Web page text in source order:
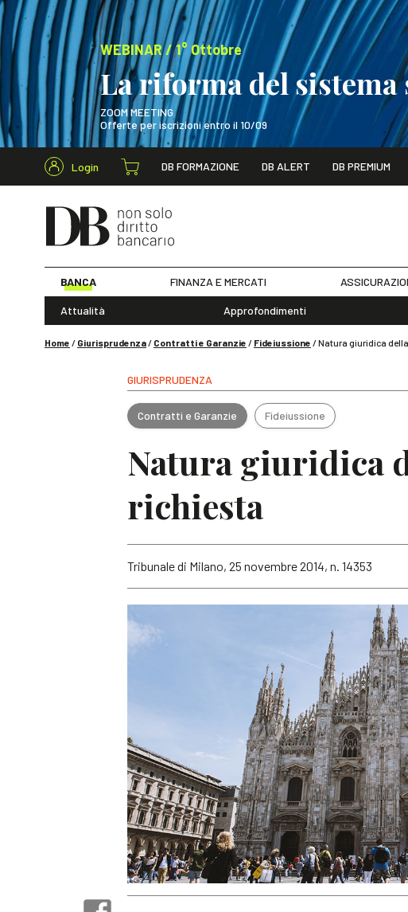
WEBINAR / 1° Ottobre
La riforma del
ZOOM MEETING
Offerte per iscrizioni entro il 10/09
WEBINAR / 1° Ottobre
Login DB FORMAZIONE DB ALERT DB PREMIUM
BANCA FINANZA E MERCATI
Attualità Approfondimenti
Home / Giurisprudenza/ Contratti e Garanzie / Fideiussione /Natura giuridica
GIURISPRUDENZA
Contratti e Garanzie Fideiussione
Natura giuridica
richiesta
Tribunale di Milano, 25 novembre 2014, n. 14353